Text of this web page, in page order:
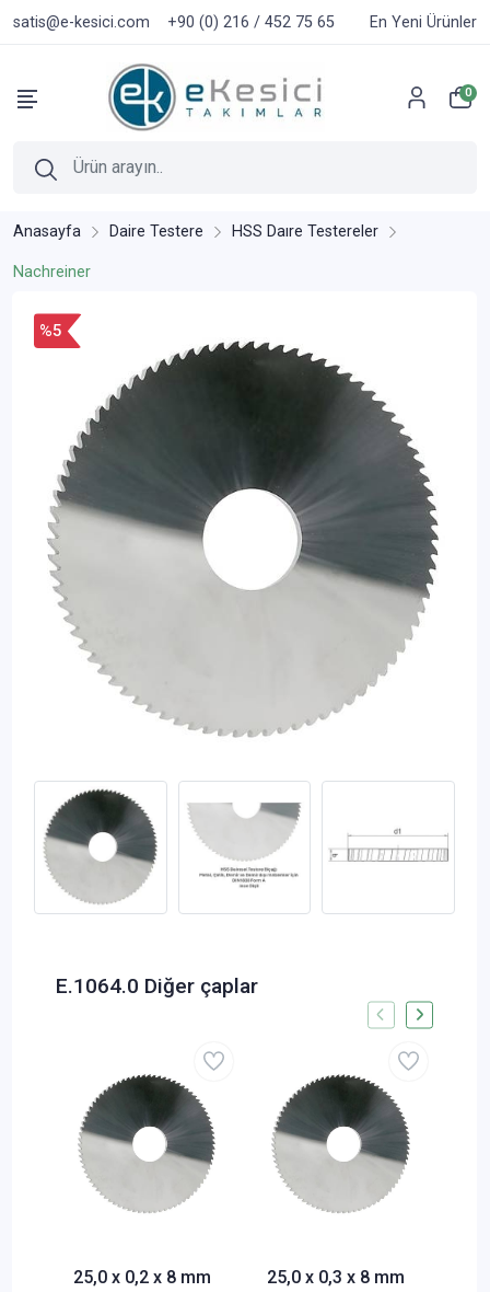
satis@e-kesici.com +90 (0) 216 / 452 75 65 En Yeni Ürünler
0
Anasayfa Daire Testere HSS Daıre Testereler
Nachreiner
%5
E.1064.0 Diğer çaplar
25,0 x 0,2 x 8 mm
25,0 x 0,3 x 8 mm